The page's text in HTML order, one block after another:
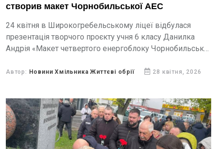
створив макет Чорнобильської АЕС
24 квітня в Широкогребельському ліцеї відбулася
презентація творчого проєкту учня 6 класу Данилка
Андрія «Макет четвертого енергоблоку Чорнобильської
Автор: Новини Хмільника Життєві обрії 28 квітня, 2026